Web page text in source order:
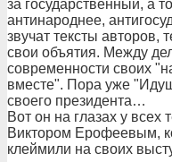
за государственный, а
антинароднее,
звучат тексты авторов,
свои объятия. Между
современности своих
вместе". Пора уже
своего президента…
Вот он на глазах у всех
Виктором Ерофеевым,
клеймили на своих